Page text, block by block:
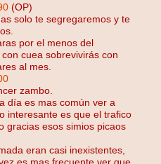
(OP)
solo te segregaremos y te
por el menos del
cuea sobrevivirás con
al mes.
zambo.
día es mas común ver a
interesante es que el trafico
gracias esos simios picaos
eran casi inexistentes,